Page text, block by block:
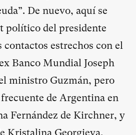
De nuevo, aquí se
político del presidente
contactos estrechos con el
Banco Mundial Joseph
ministro Guzmán, pero
de Argentina en
Fernández de Kirchner, y
Kristalina Georgieva,